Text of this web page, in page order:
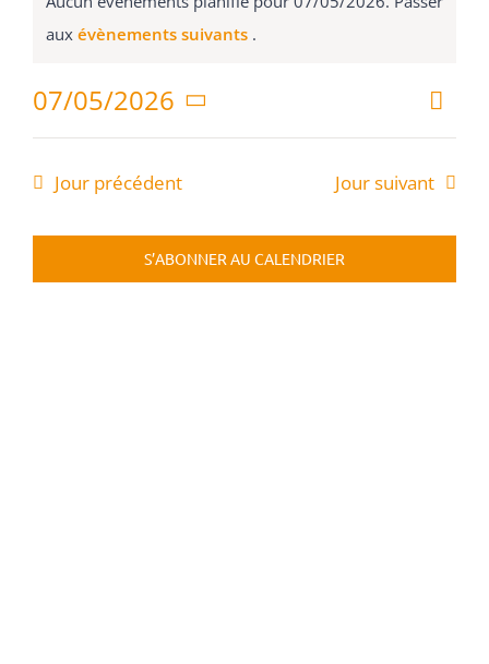
for
Notice
aux évènements suivants .
Jour
07/05/2026
Sélectionnez
date.
Jour précédent Jour suivant
S’ABONNER AU CALENDRIER